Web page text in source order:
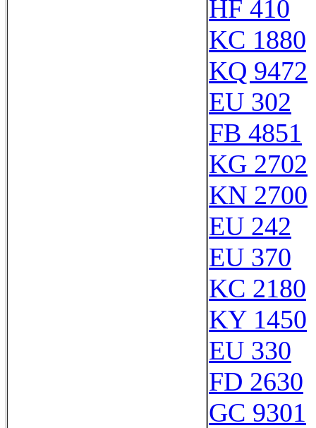
HF 410
KC 1880
KQ 9472
EU 302
FB 4851
KG 2702
KN 2700
EU 242
EU 370
KC 2180
KY 1450
EU 330
FD 2630
GC 9301